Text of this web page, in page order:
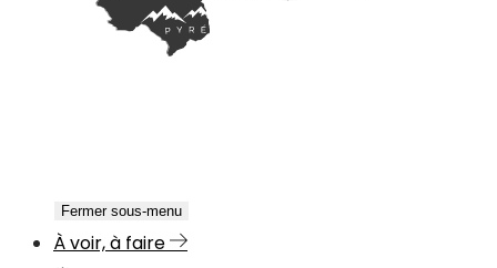
Fermer sous-menu
À voir, à faire